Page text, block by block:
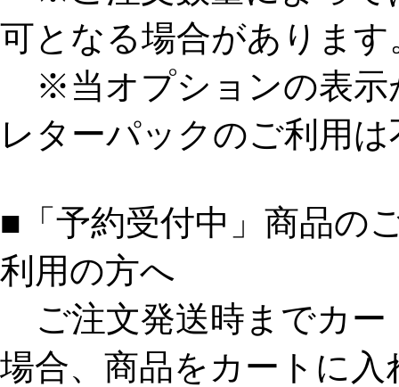
可となる場合があります
※当オプションの表示
レターパックのご利用
■「予約受付中」商品の
利用の方へ
ご注文発送時までカー
場合、商品をカートに